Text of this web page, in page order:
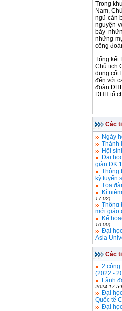
Trong
Nam,
ngũ cán
nguyện
bày
những
công
Tổng kết
Chủ tịch
dung cốt
đến với
đoàn
ĐHH tổ
Các
Ngày
Thành
Hội
Đại
giàn DK 1
Thông
kỳ tuyển
Tọa
Kỉ
17:02)
Thông
mới giáo
Kế
10:00)
Đại
Asia
Các
2 công
(2022 -
Lãnh
2024
Đại
Quốc tế
Đại